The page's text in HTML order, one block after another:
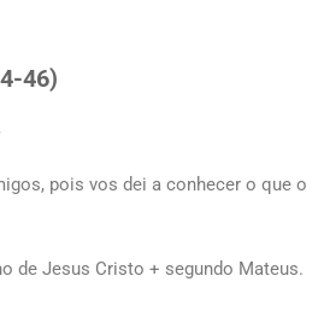
46)
pois vos dei a conhecer o que o
de Jesus Cristo + segundo Mateus.